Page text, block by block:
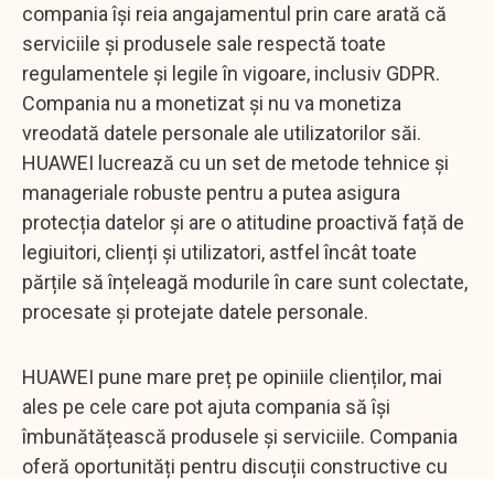
compania își reia angajamentul prin care arată că
serviciile și produsele sale respectă toate
regulamentele și legile în vigoare, inclusiv GDPR.
Compania nu a monetizat și nu va monetiza
vreodată datele personale ale utilizatorilor săi.
HUAWEI lucrează cu un set de metode tehnice și
manageriale robuste pentru a putea asigura
protecția datelor și are o atitudine proactivă față de
legiuitori, clienți și utilizatori, astfel încât toate
părțile să înțeleagă modurile în care sunt colectate,
procesate și protejate datele personale.
HUAWEI pune mare preț pe opiniile clienților, mai
ales pe cele care pot ajuta compania să își
îmbunătățească produsele și serviciile. Compania
oferă oportunități pentru discuții constructive cu